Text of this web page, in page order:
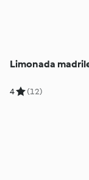
Limonada
4 (12)